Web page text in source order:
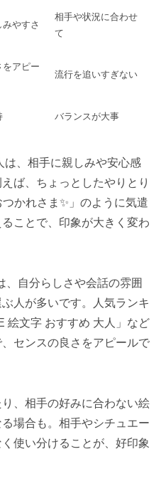
やすさ
相手や状況に合わせ
て
をアピー
流行を追いすぎない
バランスが大事
は、相手に親しみや安心感
ば、ちょっとしたやりとり
かれさま✨」のように気遣
ことで、印象が大きく変わ
自分らしさや会話の雰囲
人が多いです。人気ランキ
絵文字 おすすめ 大人」など
センスの良さをアピールで
、相手の好みに合わない絵
場合も。相手やシチュエー
使い分けることが、好印象